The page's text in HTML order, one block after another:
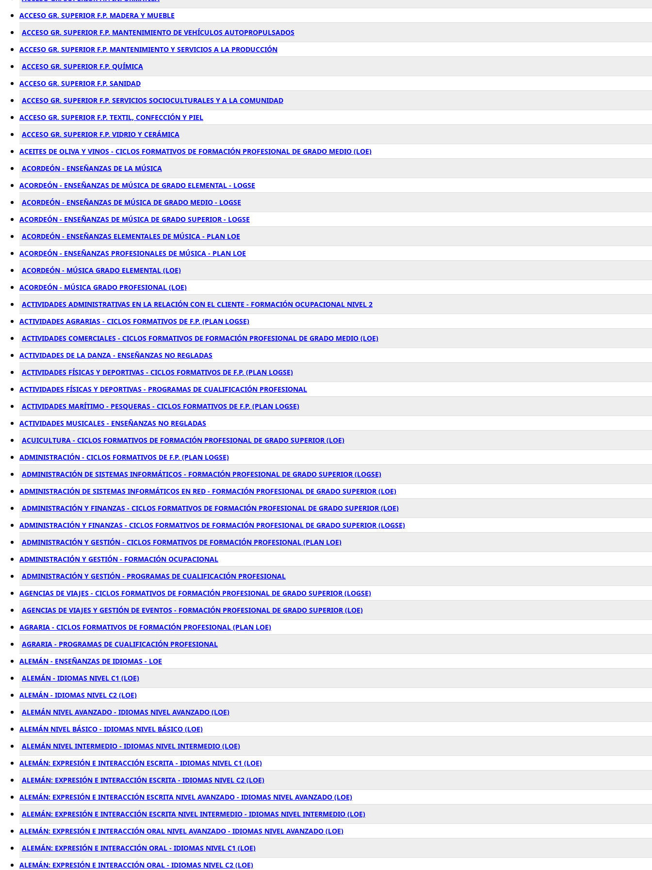
ACCESO GR. SUPERIOR F.P. MADERA Y MUEBLE
ACCESO GR. SUPERIOR F.P. MANTENIMIENTO DE VEHÍCULOS AUTOPROPULSADOS
ACCESO GR. SUPERIOR F.P. MANTENIMIENTO Y SERVICIOS A LA PRODUCCIÓN
ACCESO GR. SUPERIOR F.P. QUÍMICA
ACCESO GR. SUPERIOR F.P. SANIDAD
ACCESO GR. SUPERIOR F.P. SERVICIOS SOCIOCULTURALES Y A LA COMUNIDAD
ACCESO GR. SUPERIOR F.P. TEXTIL, CONFECCIÓN Y PIEL
ACCESO GR. SUPERIOR F.P. VIDRIO Y CERÁMICA
ACEITES DE OLIVA Y VINOS - CICLOS FORMATIVOS DE FORMACIÓN PROFESIONAL DE GRADO MEDIO (LOE)
ACORDEÓN - ENSEÑANZAS DE LA MÚSICA
ACORDEÓN - ENSEÑANZAS DE MÚSICA DE GRADO ELEMENTAL - LOGSE
ACORDEÓN - ENSEÑANZAS DE MÚSICA DE GRADO MEDIO - LOGSE
ACORDEÓN - ENSEÑANZAS DE MÚSICA DE GRADO SUPERIOR - LOGSE
ACORDEÓN - ENSEÑANZAS ELEMENTALES DE MÚSICA - PLAN LOE
ACORDEÓN - ENSEÑANZAS PROFESIONALES DE MÚSICA - PLAN LOE
ACORDEÓN - MÚSICA GRADO ELEMENTAL (LOE)
ACORDEÓN - MÚSICA GRADO PROFESIONAL (LOE)
ACTIVIDADES ADMINISTRATIVAS EN LA RELACIÓN CON EL CLIENTE - FORMACIÓN OCUPACIONAL NIVEL 2
ACTIVIDADES AGRARIAS - CICLOS FORMATIVOS DE F.P. (PLAN LOGSE)
ACTIVIDADES COMERCIALES - CICLOS FORMATIVOS DE FORMACIÓN PROFESIONAL DE GRADO MEDIO (LOE)
ACTIVIDADES DE LA DANZA - ENSEÑANZAS NO REGLADAS
ACTIVIDADES FÍSICAS Y DEPORTIVAS - CICLOS FORMATIVOS DE F.P. (PLAN LOGSE)
ACTIVIDADES FÍSICAS Y DEPORTIVAS - PROGRAMAS DE CUALIFICACIÓN PROFESIONAL
ACTIVIDADES MARÍTIMO - PESQUERAS - CICLOS FORMATIVOS DE F.P. (PLAN LOGSE)
ACTIVIDADES MUSICALES - ENSEÑANZAS NO REGLADAS
ACUICULTURA - CICLOS FORMATIVOS DE FORMACIÓN PROFESIONAL DE GRADO SUPERIOR (LOE)
ADMINISTRACIÓN - CICLOS FORMATIVOS DE F.P. (PLAN LOGSE)
ADMINISTRACIÓN DE SISTEMAS INFORMÁTICOS - FORMACIÓN PROFESIONAL DE GRADO SUPERIOR (LOGSE)
ADMINISTRACIÓN DE SISTEMAS INFORMÁTICOS EN RED - FORMACIÓN PROFESIONAL DE GRADO SUPERIOR (LOE)
ADMINISTRACIÓN Y FINANZAS - CICLOS FORMATIVOS DE FORMACIÓN PROFESIONAL DE GRADO SUPERIOR (LOE)
ADMINISTRACIÓN Y FINANZAS - CICLOS FORMATIVOS DE FORMACIÓN PROFESIONAL DE GRADO SUPERIOR (LOGSE)
ADMINISTRACIÓN Y GESTIÓN - CICLOS FORMATIVOS DE FORMACIÓN PROFESIONAL (PLAN LOE)
ADMINISTRACIÓN Y GESTIÓN - FORMACIÓN OCUPACIONAL
ADMINISTRACIÓN Y GESTIÓN - PROGRAMAS DE CUALIFICACIÓN PROFESIONAL
AGENCIAS DE VIAJES - CICLOS FORMATIVOS DE FORMACIÓN PROFESIONAL DE GRADO SUPERIOR (LOGSE)
AGENCIAS DE VIAJES Y GESTIÓN DE EVENTOS - FORMACIÓN PROFESIONAL DE GRADO SUPERIOR (LOE)
AGRARIA - CICLOS FORMATIVOS DE FORMACIÓN PROFESIONAL (PLAN LOE)
AGRARIA - PROGRAMAS DE CUALIFICACIÓN PROFESIONAL
ALEMÁN - ENSEÑANZAS DE IDIOMAS - LOE
ALEMÁN - IDIOMAS NIVEL C1 (LOE)
ALEMÁN - IDIOMAS NIVEL C2 (LOE)
ALEMÁN NIVEL AVANZADO - IDIOMAS NIVEL AVANZADO (LOE)
ALEMÁN NIVEL BÁSICO - IDIOMAS NIVEL BÁSICO (LOE)
ALEMÁN NIVEL INTERMEDIO - IDIOMAS NIVEL INTERMEDIO (LOE)
ALEMÁN: EXPRESIÓN E INTERACCIÓN ESCRITA - IDIOMAS NIVEL C1 (LOE)
ALEMÁN: EXPRESIÓN E INTERACCIÓN ESCRITA - IDIOMAS NIVEL C2 (LOE)
ALEMÁN: EXPRESIÓN E INTERACCIÓN ESCRITA NIVEL AVANZADO - IDIOMAS NIVEL AVANZADO (LOE)
ALEMÁN: EXPRESIÓN E INTERACCIÓN ESCRITA NIVEL INTERMEDIO - IDIOMAS NIVEL INTERMEDIO (LOE)
ALEMÁN: EXPRESIÓN E INTERACCIÓN ORAL NIVEL AVANZADO - IDIOMAS NIVEL AVANZADO (LOE)
ALEMÁN: EXPRESIÓN E INTERACCIÓN ORAL - IDIOMAS NIVEL C1 (LOE)
ALEMÁN: EXPRESIÓN E INTERACCIÓN ORAL - IDIOMAS NIVEL C2 (LOE)